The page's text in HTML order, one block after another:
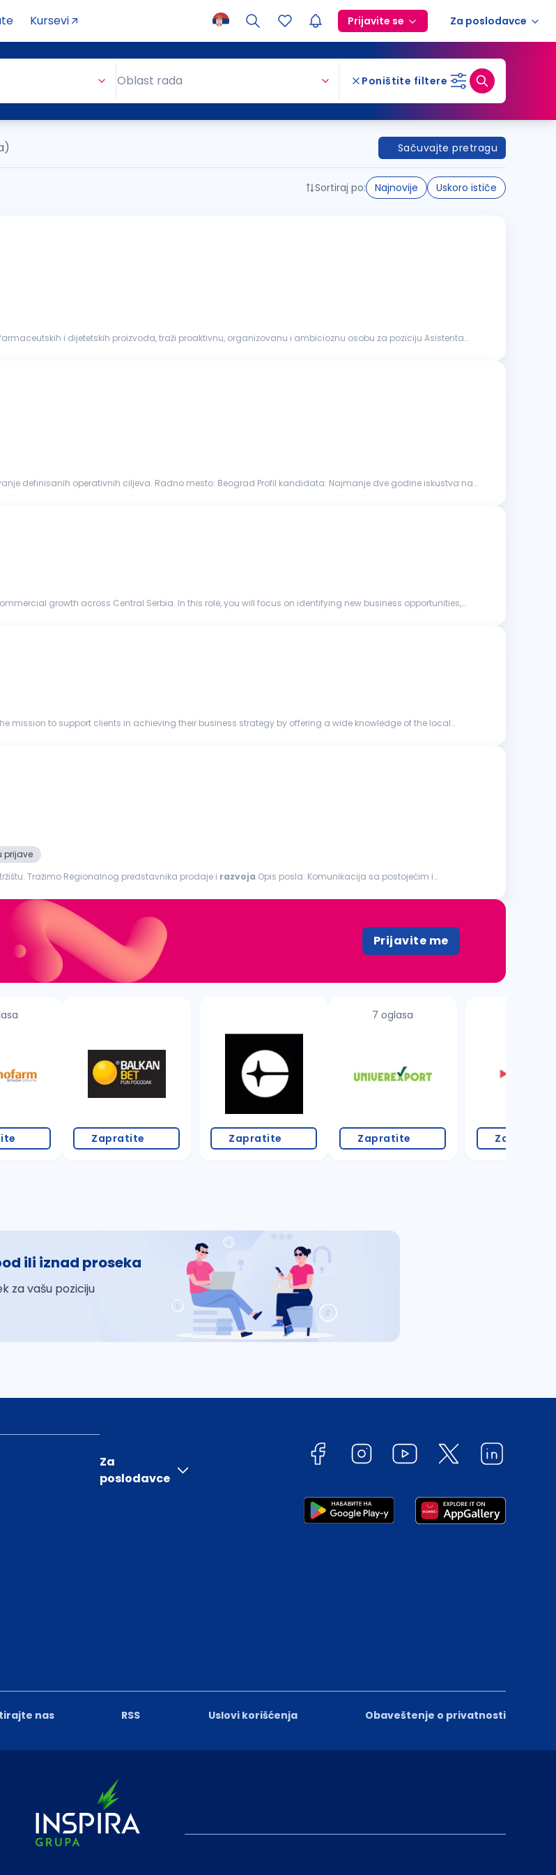
Kursevi Prijavite se Za poslodavce
Oblast rada Poništite filtere
Sačuvajte pretragu
Sortiraj po: Najnovije Uskoro ističe
i dijetetskih proizvoda, traži proaktivnu, organizovanu i ambicioznu osobu za poziciju Asistenta
operativnih ciljeva. Radno mesto: Beograd Profil kandidata: Najmanje dve godine iskustva na
growth across Central Serbia. In this role, you will focus on identifying new business opportunities,
mission to support clients in achieving their business strategy by offering a wide knowledge of the local
prijave
Tražimo Regionalnog predstavnika prodaje i razvoja Opis posla: Komunikacija sa postojećim i
Prijavite me
Zapratite Zapratite
7 oglasa
Zapratite Zapratite
ili iznad proseka
za vašu poziciju
nas RSS Uslovi korišćenja Obaveštenje o privatnosti
Za
poslodavce